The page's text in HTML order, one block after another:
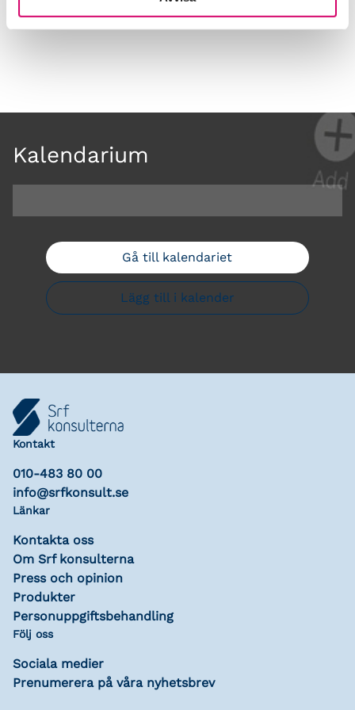
Framtidsutsikter i lönebranschen
Kalendarium
Gå till kalendariet
Lägg till i kalender
Kontakt
010-483 80 00
info@srfkonsult.se
Länkar
Kontakta oss
Om Srf konsulterna
Press och opinion
Produkter
Personuppgiftsbehandling
Följ oss
Sociala medier
Prenumerera på våra nyhetsbrev